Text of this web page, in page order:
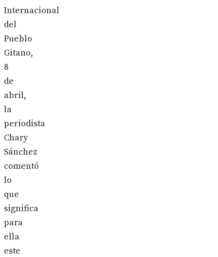
Internacional
del
Pueblo
Gitano,
8
de
abril,
la
periodista
Chary
Sánchez
comentó
lo
que
significa
para
ella
este